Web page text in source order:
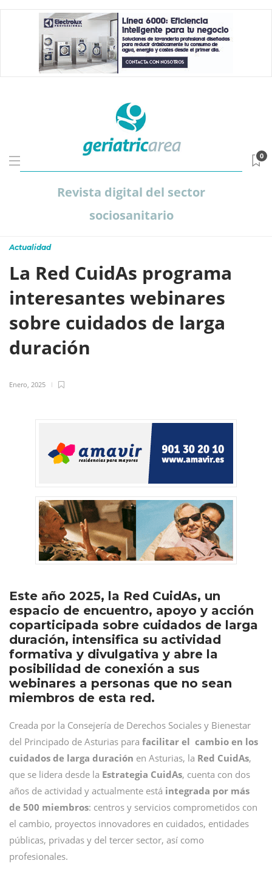
Revista digital del sector
sociosanitario
0
Actualidad
La Red CuidAs programa
interesantes webinares
sobre cuidados de larga
duración
Enero, 2025
Este año 2025, la Red CuidAs, un
espacio de encuentro, apoyo y acción
coparticipada sobre cuidados de larga
duración, intensifica su actividad
formativa y divulgativa y abre la
posibilidad de conexión a sus
webinares a personas que no sean
miembros de esta red.
Creada por la Consejería de Derechos Sociales y Bienestar
del Principado de Asturias para facilitar el cambio en los
cuidados de larga duración en Asturias, la Red CuidAs,
que se lidera desde la Estrategia CuidAs, cuenta con dos
años de actividad y actualmente está integrada por más
de 500 miembros: centros y servicios comprometidos con
el cambio, proyectos innovadores en cuidados, entidades
públicas, privadas y del tercer sector, así como
profesionales.